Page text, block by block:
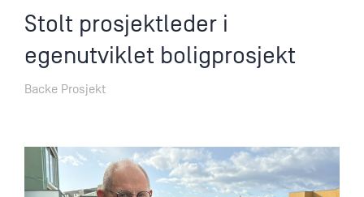
Stolt prosjektleder i
egenutviklet boligprosjekt
Backe Prosjekt